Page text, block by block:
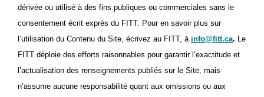
dérivée ou utilisé à des fins publiques ou commerciales sans le
consentement écrit exprès du FITT. Pour en savoir plus sur
l’utilisation du Contenu du Site, écrivez au FITT, à info@fitt.ca. Le
FITT déploie des efforts raisonnables pour garantir l’exactitude et
l’actualisation des renseignements publiés sur le Site, mais
n’assume aucune responsabilité quant aux omissions ou aux